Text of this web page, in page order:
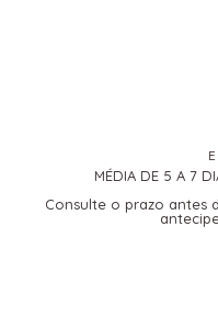
MÉDIA DE 5 A 7
Consulte o prazo antes